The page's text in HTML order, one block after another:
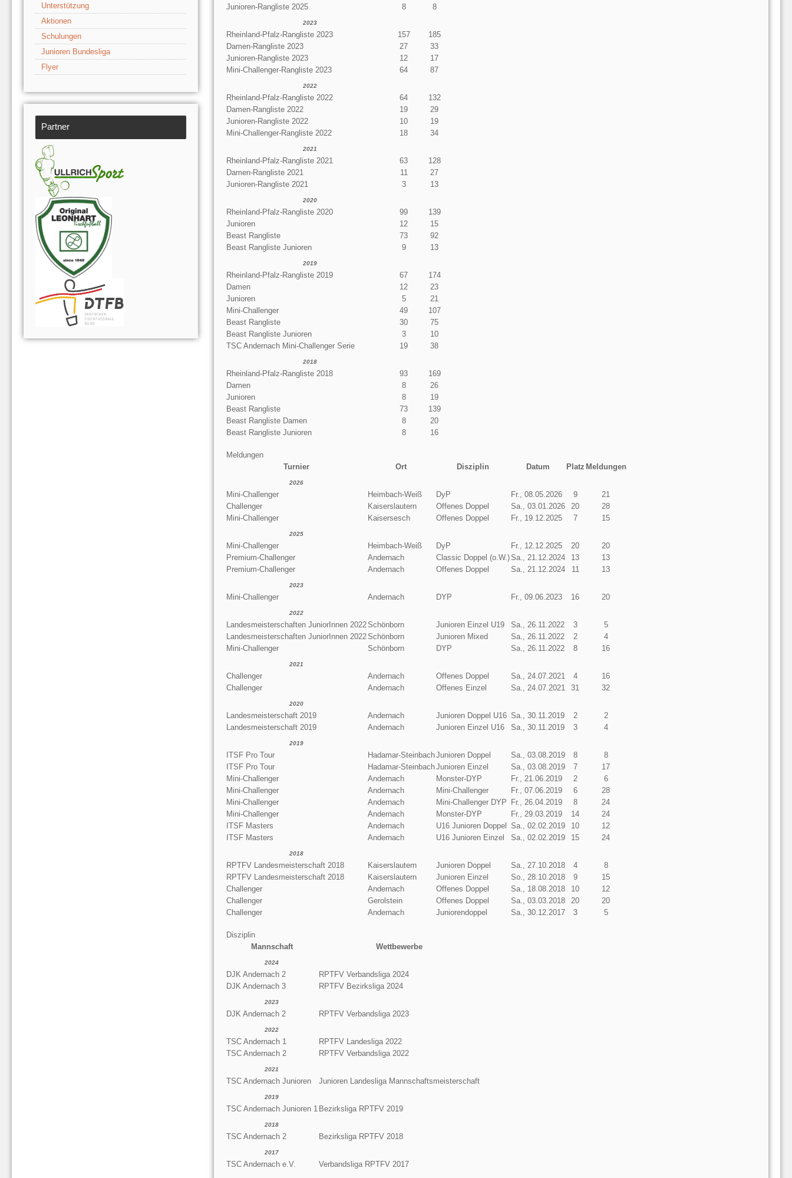
Unterstützung
Aktionen
Schulungen
Junioren Bundesliga
Flyer
Partner
Junioren-Rangliste 2025
8 8
2023
Rheinland-Pfalz-Rangliste 2023 157
185
Damen-Rangliste 2023
27
33
Junioren-Rangliste 2023
12
17
Mini-Challenger-Rangliste 2023
64 87
2022
Rheinland-Pfalz-Rangliste 2022 64
132
Damen-Rangliste 2022
19
29
Junioren-Rangliste 2022
10
19
Mini-Challenger-Rangliste 2022
18 34
2021
Rheinland-Pfalz-Rangliste 2021 63
128
Damen-Rangliste 2021
11
27
Junioren-Rangliste 2021
3 13
2020
Rheinland-Pfalz-Rangliste 2020 99
139
Junioren
12
15
Beast Rangliste
73
92
Beast Rangliste Junioren
9 13
2019
Rheinland-Pfalz-Rangliste 2019 67
174
Damen
12
23
Junioren
5
21
Mini-Challenger
49
107
Beast Rangliste
30
75
Beast Rangliste Junioren
3
10
TSC Andernach Mini-Challenger Serie
19 38
2018
Rheinland-Pfalz-Rangliste 2018 93
169
Damen
8
26
Junioren
8
19
Beast Rangliste
73
139
Beast Rangliste Damen
8
20
Beast Rangliste Junioren
8 16
Meldungen
Turnier
Ort Disziplin Datum Platz Meldungen
2026
Mini-Challenger Heimbach-Weiß DyP Fr., 08.05.2026 9
21
Challenger
Kaiserslautern Offenes Doppel Sa., 03.01.2026 20
28
Mini-Challenger
Kaisersesch Offenes Doppel Fr., 19.12.2025 7 15
2025
Mini-Challenger Heimbach-Weiß DyP Fr., 12.12.2025 20
20
Premium-Challenger
Andernach Classic Doppel (o.W.)Sa., 21.12.2024 13
13
Premium-Challenger
Andernach Offenes Doppel Sa., 21.12.2024 11 13
2023
Mini-Challenger Andernach DYP Fr., 09.06.2023 16 20
2022
Landesmeisterschaften JuniorInnen 2022Schönborn Junioren Einzel U19 Sa., 26.11.2022 3
5
Landesmeisterschaften JuniorInnen 2022Schönborn Junioren Mixed Sa., 26.11.2022 2
4
Mini-Challenger
Schönborn DYP Sa., 26.11.2022 8 16
2021
Challenger Andernach Offenes Doppel Sa., 24.07.2021 4
16
Challenger
Andernach Offenes Einzel Sa., 24.07.2021 31 32
2020
Landesmeisterschaft 2019 Andernach Junioren Doppel U16 Sa., 30.11.2019 2
2
Landesmeisterschaft 2019
Andernach Junioren Einzel U16 Sa., 30.11.2019 3 4
2019
ITSF Pro Tour Hadamar-SteinbachJunioren Doppel Sa., 03.08.2019 8
8
ITSF Pro Tour
Hadamar-SteinbachJunioren Einzel Sa., 03.08.2019 7
17
Mini-Challenger
Andernach Monster-DYP Fr., 21.06.2019 2
6
Mini-Challenger
Andernach Mini-Challenger Fr., 07.06.2019 6
28
Mini-Challenger
Andernach Mini-Challenger DYP Fr., 26.04.2019 8
24
Mini-Challenger
Andernach Monster-DYP Fr., 29.03.2019 14
24
ITSF Masters
Andernach U16 Junioren Doppel Sa., 02.02.2019 10
12
ITSF Masters
Andernach U16 Junioren Einzel Sa., 02.02.2019 15 24
2018
RPTFV Landesmeisterschaft 2018 Kaiserslautern Junioren Doppel Sa., 27.10.2018 4
8
RPTFV Landesmeisterschaft 2018
Kaiserslautern Junioren Einzel So., 28.10.2018 9
15
Challenger
Andernach Offenes Doppel Sa., 18.08.2018 10
12
Challenger
Gerolstein Offenes Doppel Sa., 03.03.2018 20
20
Challenger
Andernach Juniorendoppel Sa., 30.12.2017 3 5
Disziplin
Mannschaft
Wettbewerbe
2024
DJK Andernach 2
RPTFV Verbandsliga 2024
DJK Andernach 3
RPTFV Bezirksliga 2024
2023
DJK Andernach 2 RPTFV Verbandsliga 2023
2022
TSC Andernach 1
RPTFV Landesliga 2022
TSC Andernach 2
RPTFV Verbandsliga 2022
2021
TSC Andernach Junioren Junioren Landesliga Mannschaftsmeisterschaft
2019
TSC Andernach Junioren 1 Bezirksliga RPTFV 2019
2018
TSC Andernach 2 Bezirksliga RPTFV 2018
2017
TSC Andernach e.V. Verbandsliga RPTFV 2017